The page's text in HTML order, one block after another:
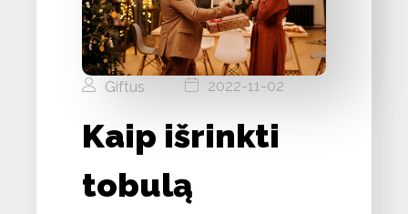
Giftus 2022-11-02
Kaip išrinkti
tobulą